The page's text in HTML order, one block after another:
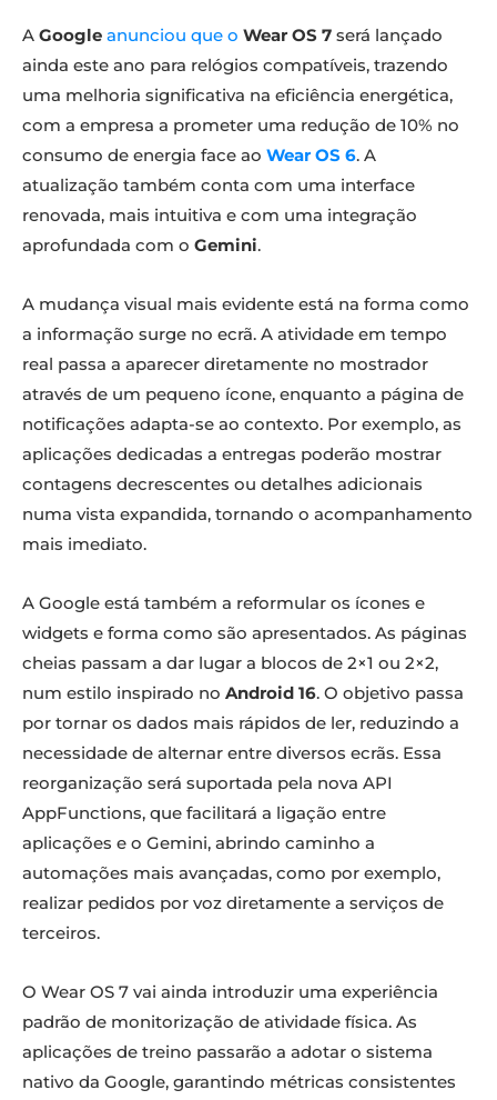
A Google anunciou que o Wear OS 7 será lançado
ainda este ano para relógios compatíveis, trazendo
uma melhoria significativa na eficiência energética,
com a empresa a prometer uma redução de 10% no
consumo de energia face ao Wear OS 6. A
atualização também conta com uma interface
renovada, mais intuitiva e com uma integração
aprofundada com o Gemini.
A mudança visual mais evidente está na forma como
a informação surge no ecrã. A atividade em tempo
real passa a aparecer diretamente no mostrador
através de um pequeno ícone, enquanto a página de
notificações adapta-se ao contexto. Por exemplo, as
aplicações dedicadas a entregas poderão mostrar
contagens decrescentes ou detalhes adicionais
numa vista expandida, tornando o acompanhamento
mais imediato.
A Google está também a reformular os ícones e
widgets e forma como são apresentados. As páginas
cheias passam a dar lugar a blocos de 2×1 ou 2×2,
num estilo inspirado no Android 16. O objetivo passa
por tornar os dados mais rápidos de ler, reduzindo a
necessidade de alternar entre diversos ecrãs. Essa
reorganização será suportada pela nova API
AppFunctions, que facilitará a ligação entre
aplicações e o Gemini, abrindo caminho a
automações mais avançadas, como por exemplo,
realizar pedidos por voz diretamente a serviços de
terceiros.
O Wear OS 7 vai ainda introduzir uma experiência
padrão de monitorização de atividade física. As
aplicações de treino passarão a adotar o sistema
nativo da Google, garantindo métricas consistentes